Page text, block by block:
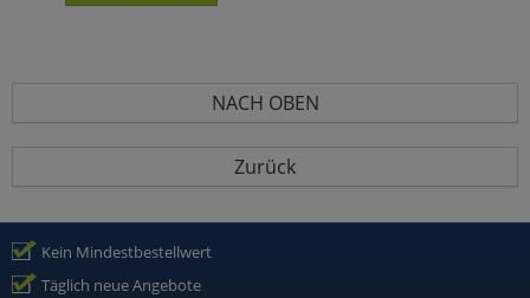
NACH OBEN
Zurück
Kein Mindestbestellwert
Täglich neue Angebote